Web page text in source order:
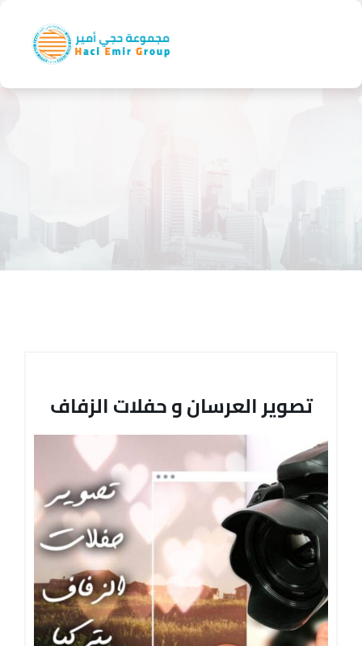
تصوير العرسان و حفلات الزفاف